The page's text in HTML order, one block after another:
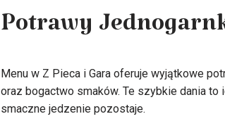
Potrawy
Menu w Z Pieca i Gara oferuje wyjątkowe
oraz bogactwo smaków. Te szybkie dania to
smaczne jedzenie pozostaje.